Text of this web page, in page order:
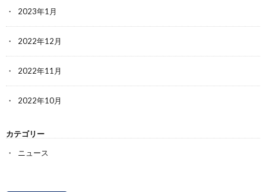
2023年1月
2022年12月
2022年11月
2022年10月
カテゴリー
ニュース